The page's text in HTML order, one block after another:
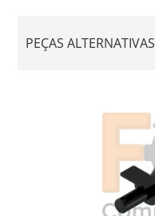
PEÇAS ALTERNATIVAS